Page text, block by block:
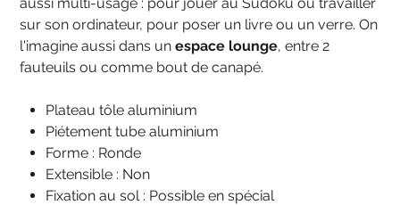
sur son ordinateur, pour poser un livre ou un verre. On
l'imagine aussi dans unespace lounge, entre 2
fauteuils ou comme bout de canapé.
Plateau tôle aluminium
Piétement tube aluminium
Forme : Ronde
Extensible : Non
Fixation au sol : Possible en spécial